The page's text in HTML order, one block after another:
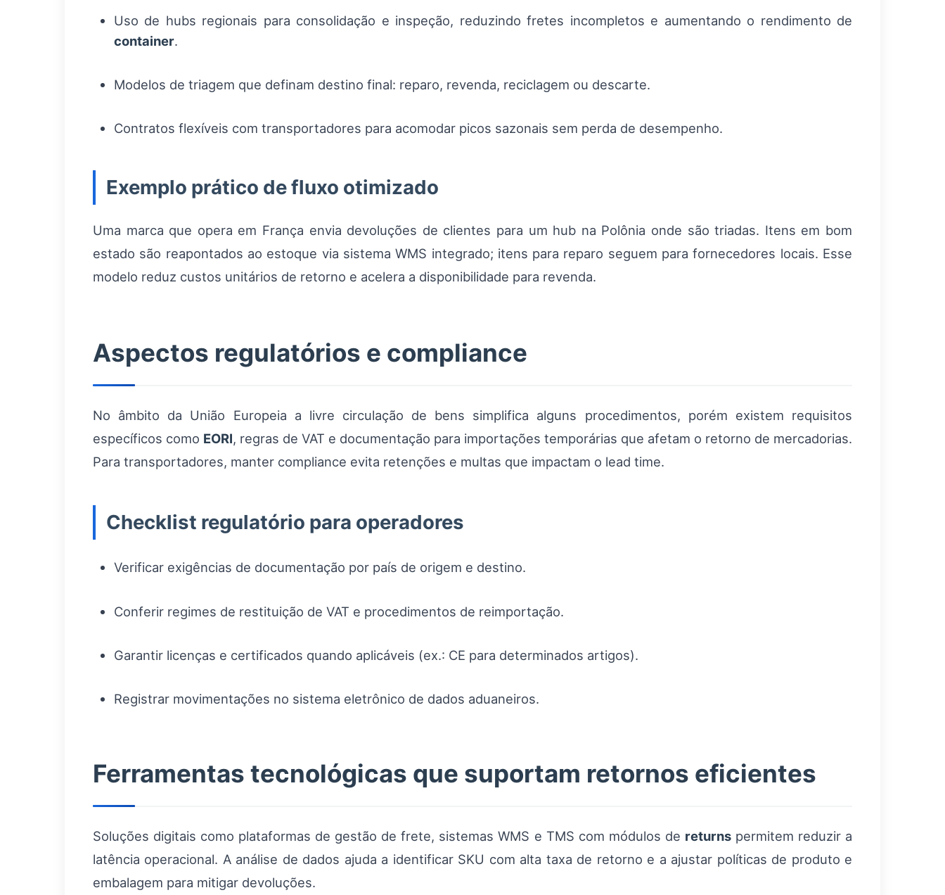
Uso de hubs regionais para consolidação e inspeção, reduzindo fretes incompletos e aumentando o rendimento de
container.
Modelos de triagem que definam destino final: reparo, revenda, reciclagem ou descarte.
Contratos flexíveis com transportadores para acomodar picos sazonais sem perda de desempenho.
Exemplo prático de fluxo otimizado
Uma marca que opera em França envia devoluções de clientes para um hub na Polônia onde são triadas. Itens em bom
estado são reapontados ao estoque via sistema WMS integrado; itens para reparo seguem para fornecedores locais. Esse
modelo reduz custos unitários de retorno e acelera a disponibilidade para revenda.
Aspectos regulatórios e compliance
No âmbito da União Europeia a livre circulação de bens simplifica alguns procedimentos, porém existem requisitos
específicos como EORI, regras de VAT e documentação para importações temporárias que afetam o retorno de mercadorias.
Para transportadores, manter compliance evita retenções e multas que impactam o lead time.
Checklist regulatório para operadores
Verificar exigências de documentação por país de origem e destino.
Conferir regimes de restituição de VAT e procedimentos de reimportação.
Garantir licenças e certificados quando aplicáveis (ex.: CE para determinados artigos).
Registrar movimentações no sistema eletrônico de dados aduaneiros.
Ferramentas tecnológicas que suportam retornos eficientes
Soluções digitais como plataformas de gestão de frete, sistemas WMS e TMS com módulos de returnspermitem reduzir a
latência operacional. A análise de dados ajuda a identificar SKU com alta taxa de retorno e a ajustar políticas de produto e
embalagem para mitigar devoluções.